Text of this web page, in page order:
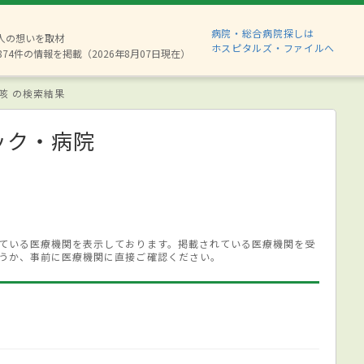
の想いを取材
件の情報を掲載（2026年8月07日現在）
病院・総合病院探しは
ホスピタルズ・ファイルへ
の検索結果
・病院
る医療機関を表示しております。掲載されている医療機関を受
、事前に医療機関に直接ご確認ください。